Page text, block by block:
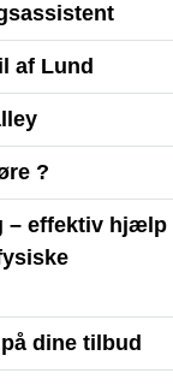
af Lund
?
– effektiv hjælp
dine tilbud